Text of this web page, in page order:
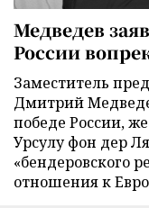
Медведев
России
Заместитель
Дмитрий
победе России,
Урсулу фон дер
«бендеровского
отношения к